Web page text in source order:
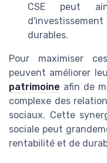
CSE peut
durables.
Pour maximiser
peuvent améliorer
patrimoine afin de
complexe des
sociaux. Cette
sociale peut
rentabilité et de